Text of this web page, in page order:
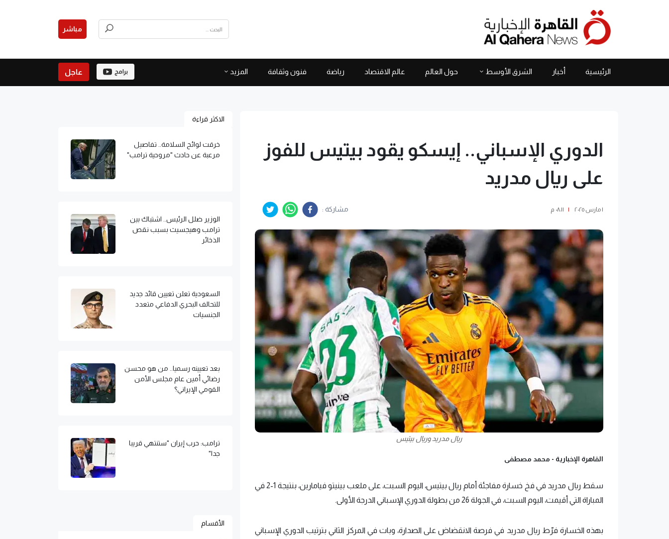
مباشر
الرئيسية أخبار الشرق الأوسط حول العالم عالم الاقتصاد رياضة فنون وثقافة المزيد برامج عاجل
الدوري الإسباني.. إيسكو يقود بيتيس للفوز
على ريال مدريد
١ مارس ٢٠٢٥ | ٠٨:١١ م مشاركة :
ريال مدريد وريال بيتيس
القاهرة الإخبارية - محمد مصطفى
سقط ريال مدريد في فخ خسارة مفاجئة أمام ريال بيتيس، اليوم السبت، على ملعب بينيتو فيامارين، بنتيجة 1-2 في
المباراة التي أقيمت، اليوم السبت، في الجولة 26 من بطولة الدوري الإسباني الدرجة الأولى.
بهذه الخسارة فرّط ريال مدريد في فرصة الانقضاض على الصدارة، وبات في المركز الثاني بترتيب الدوري الإسباني
الاكثر قراءة
خرقت لوائح السلامة.. تفاصيل
مرعبة عن حادث "مروحية ترامب"
الوزير ضلل الرئيس.. اشتباك بين
ترامب وهيجسيث بسبب نقص
الذخائر
السعودية تعلن تعيين قائد جديد
للتحالف البحري الدفاعي متعدد
الجنسيات
بعد تعيينه رسميا.. من هو محسن
رضائي أمين عام مجلس الأمن
القومي الإيراني؟
ترامب: حرب إيران "ستنتهي قريبا
جدا"
الأقسام